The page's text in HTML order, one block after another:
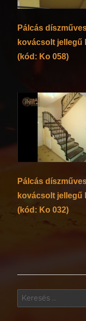
Pálcás
kovácsolt jellegű
(kód: Ko 058)
Pálcás
kovácsolt jellegű
(kód: Ko 032)
Keresés
a